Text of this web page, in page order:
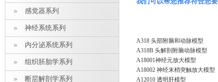
A318 头部附脑和动脉模型
A318B 头解剖附脑动脉模型
A18001神经元放大模型
A18002 神经末梢突触放大模型
A12010 透明肝模型
感觉器系列
神经系统系列
内分泌系统系列
组织胚胎学系列
断层解剖学系列